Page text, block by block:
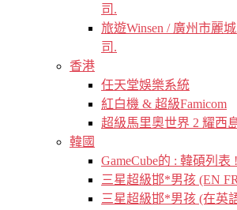
司.
旅遊Winsen / 廣州市麗
司.
香港
任天堂娛樂系統
紅白機 & 超級Famicom
超級馬里奧世界 2 耀西
韓國
GameCube的 : 韓碩列表 !
三星超級邯*男孩 (EN
三星超級邯*男孩 (在英